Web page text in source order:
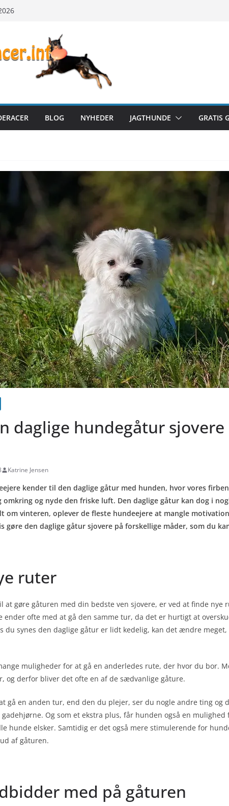
BLOG NYHEDER JAGTHUNDE GRATIS
daglige hundegåtur sjovere
Katrine Jensen
kender til den daglige gåtur med hunden, hvor vores
omkring og nyde den friske luft. Den daglige gåtur kan dog i
om vinteren, oplever de fleste hundeejere at mangle
gøre den daglige gåtur sjovere på forskellige måder, som du
ruter
at gøre gåturen med din bedste ven sjovere, er ved at finde nye
ender ofte med at gå den samme tur, da det er hurtigt at
du synes den daglige gåtur er lidt kedelig, kan det ændre
muligheder for at gå en anderledes rute, der hvor du bor.
og derfor bliver det ofte en af de sædvanlige gåture.
gå en anden tur, end den du plejer, ser du nogle andre ting og
Og som et ekstra plus, får hunden også en
hunde elsker. Samtidig er det også mere stimulerende for
af gåturen.
med på gåturen